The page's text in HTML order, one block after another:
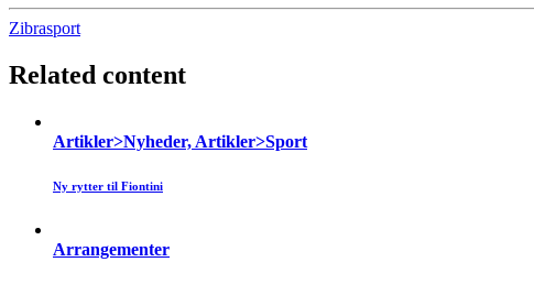
Zibrasport
Related content
Artikler>Nyheder, Artikler>Sport
Ny rytter til Fiontini
Arrangementer